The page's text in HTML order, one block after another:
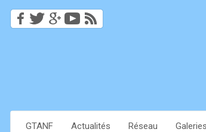
GTANF Actualités Réseau Galeries